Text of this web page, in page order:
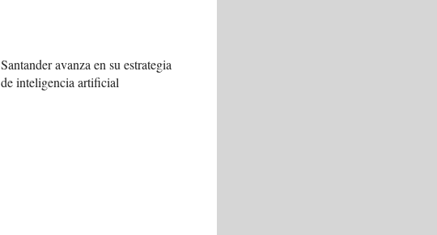
Santander avanza en su estrategia
de inteligencia artificial